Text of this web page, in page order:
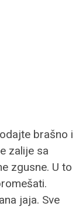
brašno i
zalije sa
zgusne. U to
jaja. Sve